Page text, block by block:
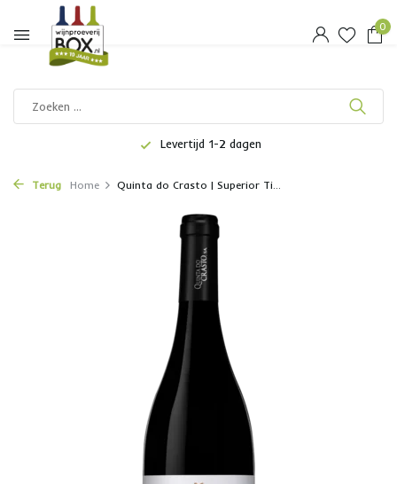
0
Levertijd 1-2 dagen
Terug Home Quinta do Crasto | Superior Ti...